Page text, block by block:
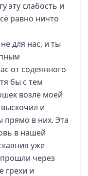
эту слабость и
равно ничто
для нас, и ты
от содеянного
бы с тем
возле моей
и
прямо в них. Эта
в нашей
уже
через
грехи и